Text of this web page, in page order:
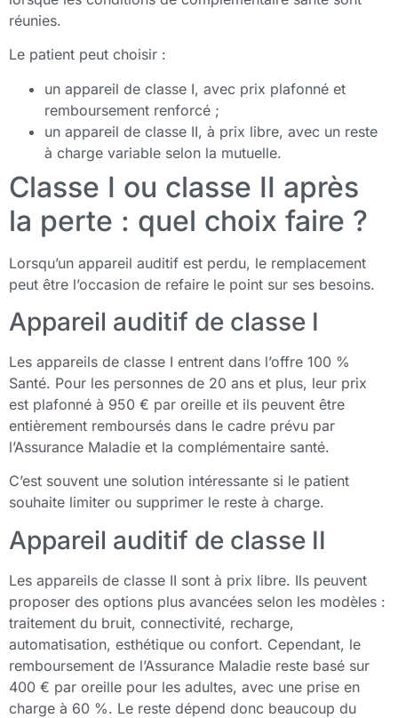
réunies.
Le patient peut choisir :
un appareil de classe I, avec prix plafonné et
remboursement renforcé ;
un appareil de classe II, à prix libre, avec un reste
à charge variable selon la mutuelle.
Classe I ou classe II après
la perte : quel choix faire ?
Lorsqu’un appareil auditif est perdu, le remplacement
peut être l’occasion de refaire le point sur ses besoins.
Appareil auditif de classe I
Les appareils de classe I entrent dans l’offre 100 %
Santé. Pour les personnes de 20 ans et plus, leur prix
est plafonné à 950 € par oreille et ils peuvent être
entièrement remboursés dans le cadre prévu par
l’Assurance Maladie et la complémentaire santé.
C’est souvent une solution intéressante si le patient
souhaite limiter ou supprimer le reste à charge.
Appareil auditif de classe II
Les appareils de classe II sont à prix libre. Ils peuvent
proposer des options plus avancées selon les modèles :
traitement du bruit, connectivité, recharge,
automatisation, esthétique ou confort. Cependant, le
remboursement de l’Assurance Maladie reste basé sur
400 € par oreille pour les adultes, avec une prise en
charge à 60 %. Le reste dépend donc beaucoup du